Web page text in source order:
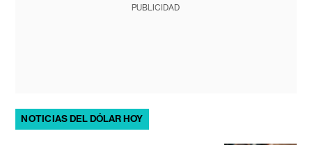
PUBLICIDAD
NOTICIAS DEL DÓLAR HOY